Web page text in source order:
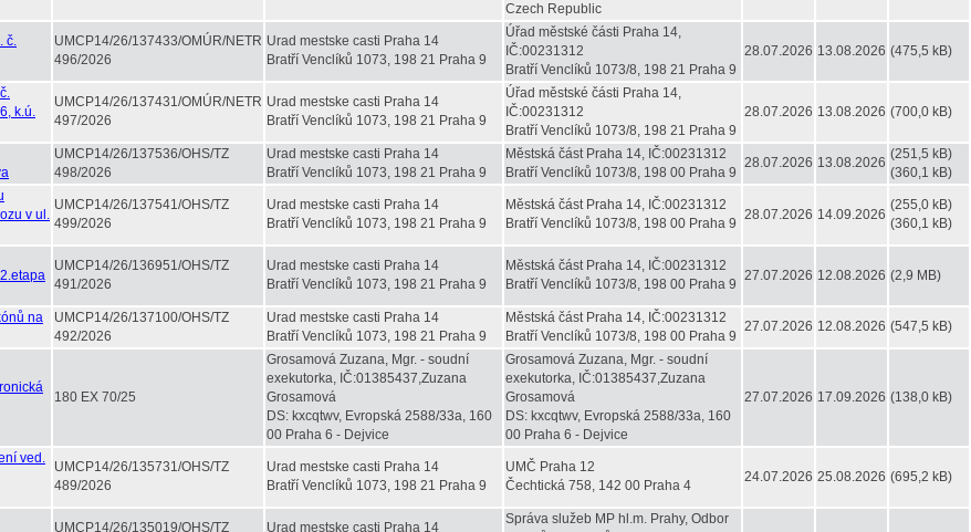
Czech Republic
č.
UMCP14/26/137433/OMÚR/NETR
496/2026
Urad mestske casti Praha 14
Bratří Venclíků 1073, 198 21 Praha 9
Úřad městské části Praha 14,
IČ:00231312
Bratří Venclíků 1073/8, 198 21 Praha 9
28.07.2026 13.08.2026 (475,5 kB)
k.ú.
UMCP14/26/137431/OMÚR/NETR
497/2026
Urad mestske casti Praha 14
Bratří Venclíků 1073, 198 21 Praha 9
Úřad městské části Praha 14,
IČ:00231312
Bratří Venclíků 1073/8, 198 21 Praha 9
28.07.2026 13.08.2026 (700,0 kB)
UMCP14/26/137536/OHS/TZ
498/2026
Urad mestske casti Praha 14
Bratří Venclíků 1073, 198 21 Praha 9
Městská část Praha 14, IČ:00231312
Bratří Venclíků 1073/8, 198 00 Praha 9
28.07.2026 13.08.2026
(251,5 kB)
(360,1 kB)
v ul.
UMCP14/26/137541/OHS/TZ
499/2026
Urad mestske casti Praha 14
Bratří Venclíků 1073, 198 21 Praha 9
Městská část Praha 14, IČ:00231312
Bratří Venclíků 1073/8, 198 00 Praha 9
28.07.2026 14.09.2026
(255,0 kB)
(360,1 kB)
UMCP14/26/136951/OHS/TZ
491/2026
Urad mestske casti Praha 14
Bratří Venclíků 1073, 198 21 Praha 9
Městská část Praha 14, IČ:00231312
Bratří Venclíků 1073/8, 198 00 Praha 9
27.07.2026 12.08.2026 (2,9 MB)
na
UMCP14/26/137100/OHS/TZ
492/2026
Urad mestske casti Praha 14
Bratří Venclíků 1073, 198 21 Praha 9
Městská část Praha 14, IČ:00231312
Bratří Venclíků 1073/8, 198 00 Praha 9
27.07.2026 12.08.2026 (547,5 kB)
180 EX 70/25
Grosamová Zuzana, Mgr. - soudní
exekutorka, IČ:01385437,Zuzana
Grosamová
DS: kxcqtwv, Evropská 2588/33a, 160
00 Praha 6 - Dejvice
Grosamová Zuzana, Mgr. - soudní
exekutorka, IČ:01385437,Zuzana
Grosamová
DS: kxcqtwv, Evropská 2588/33a, 160
00 Praha 6 - Dejvice
27.07.2026 17.09.2026 (138,0 kB)
ved.
UMCP14/26/135731/OHS/TZ
489/2026
Urad mestske casti Praha 14
Bratří Venclíků 1073, 198 21 Praha 9
UMČ Praha 12
Čechtická 758, 142 00 Praha 4
24.07.2026 25.08.2026 (695,2 kB)
UMCP14/26/135019/OHS/TZ Urad mestske casti Praha 14
Správa služeb MP hl.m. Prahy, Odbor